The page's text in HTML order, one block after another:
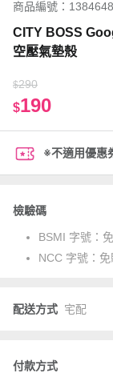
商品編號：
CITY BOSS
空壓氣墊殼
$290
$190
※不適用優惠
檢驗碼
BSMI 字號：
NCC 字號：
配送方式 宅配
付款方式